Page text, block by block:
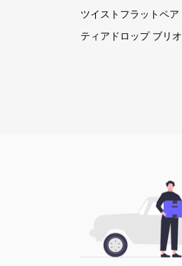
コーラル
ゴールデンムーンスト
ーン
シーブルーカルセドニ
シャンパン シトリン
ツイストフラットペア
ティアドロップ ブリオ
ハートブリオレット
ハートプレーン
ハーフドリル宝石
ハーフムーンカット